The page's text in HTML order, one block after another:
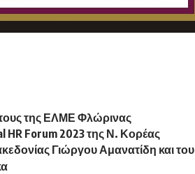
της ΕΛΜΕ Φλώρινας
HR Forum 2023 της Ν. Κορέας
Γιώργου Αμανατίδη και του